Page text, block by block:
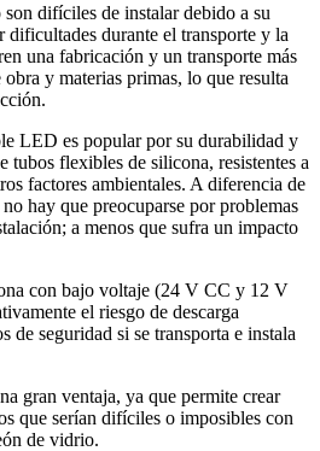
difíciles de instalar debido a su
dificultades durante el transporte y la
una fabricación y un transporte más
y materias primas, lo que resulta
LED es popular por su durabilidad y
tubos flexibles de silicona, resistentes a
factores ambientales. A diferencia de
hay que preocuparse por problemas
a menos que sufra un impacto
con bajo voltaje (24 V CC y 12 V
el riesgo de descarga
de seguridad si se transporta e instala
gran ventaja, ya que permite crear
que serían difíciles o imposibles con
de vidrio.